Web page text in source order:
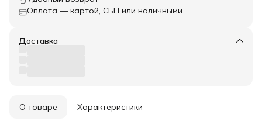
Оплата — картой, СБП или наличными
Доставка
О товаре Характеристики